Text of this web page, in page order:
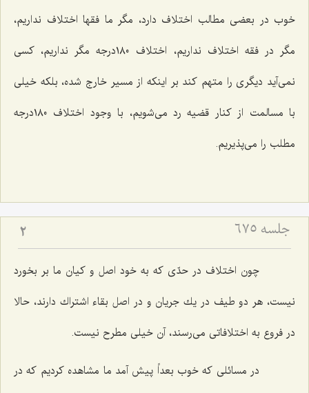
خوب در بعضی مطالب اختلاف دارد، مگر ما فقها اختلاف نداریم،
مگر در فقه اختلاف نداریم، اختلاف ١٨٠درجه مگر نداریم، كسی
نمی‌آید دیگری را متهم كند بر اینكه از مسیر خارج شده، بلكه خیلی
با مسالمت از كنار قضیه رد می‌شویم، با وجود اختلاف ١٨٠درجه
مطلب را می‌پذیریم.
جلسه ۶۷۵ 2
چون اختلاف در حدّی كه به خود اصل و كیان ما بر بخورد
نیست، هر دو طیف در یك جریان و در اصل بقاء اشتراك دارند، حالا
در فروع به اختلافاتی می‌رسند، آن خیلی مطرح نیست.
در مسائلی كه خوب بعداً پیش آمد ما مشاهده كردیم كه در